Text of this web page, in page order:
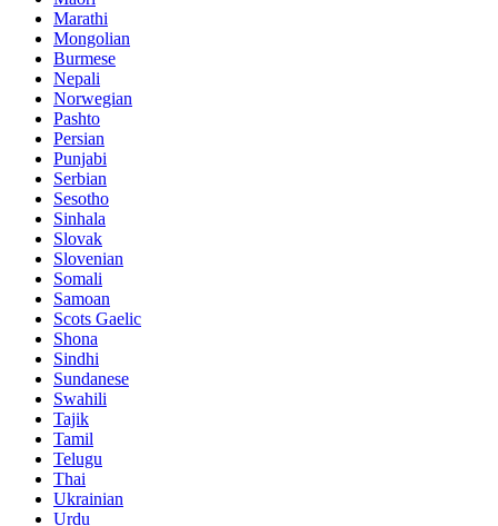
Marathi
Mongolian
Burmese
Nepali
Norwegian
Pashto
Persian
Punjabi
Serbian
Sesotho
Sinhala
Slovak
Slovenian
Somali
Samoan
Scots Gaelic
Shona
Sindhi
Sundanese
Swahili
Tajik
Tamil
Telugu
Thai
Ukrainian
Urdu